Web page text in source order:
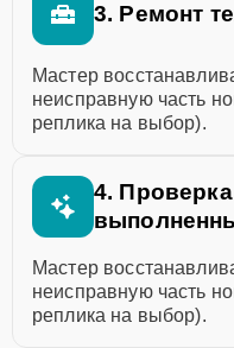
3. Ремонт
Мастер
неисправную часть
реплика на выбор).
4.
Мастер
неисправную часть
реплика на выбор).